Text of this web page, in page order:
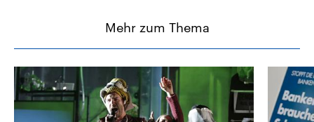
Mehr zum Thema